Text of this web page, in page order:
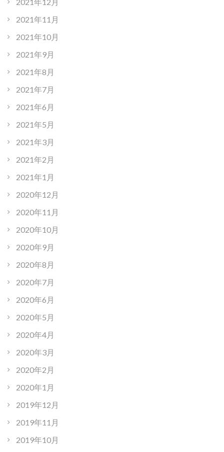
2021年12月
2021年11月
2021年10月
2021年9月
2021年8月
2021年7月
2021年6月
2021年5月
2021年3月
2021年2月
2021年1月
2020年12月
2020年11月
2020年10月
2020年9月
2020年8月
2020年7月
2020年6月
2020年5月
2020年4月
2020年3月
2020年2月
2020年1月
2019年12月
2019年11月
2019年10月